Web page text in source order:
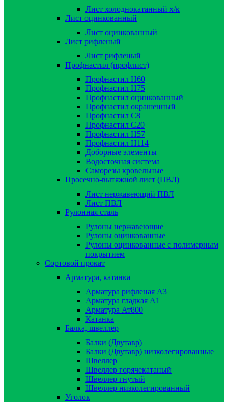
Лист холоднокатанный х/к
Лист оцинкованный
Лист оцинкованный
Лист рифленый
Лист рифленый
Профнастил (профлист)
Профнастил Н60
Профнастил Н75
Профнастил оцинкованный
Профнастил окрашенный
Профнастил С8
Профнастил С20
Профнастил Н57
Профнастил Н114
Доборные элементы
Водосточная система
Саморезы кровельные
Просечно-вытяжной лист (ПВЛ)
Лист нержавеющий ПВЛ
Лист ПВЛ
Рулонная сталь
Рулоны нержавеющие
Рулоны оцинкованные
Рулоны оцинкованные с полимерным
покрытием
Сортовой прокат
Арматура, катанка
Арматура рифленая А3
Арматура гладкая А1
Арматура Ат800
Катанка
Балка, швеллер
Балки (Двутавр)
Балки (Двутавр) низколегированные
Швеллер
Швеллер горячекатаный
Швеллер гнутый
Швеллер низколегированный
Уголок